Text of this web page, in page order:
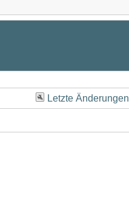
Letzte Änderungen